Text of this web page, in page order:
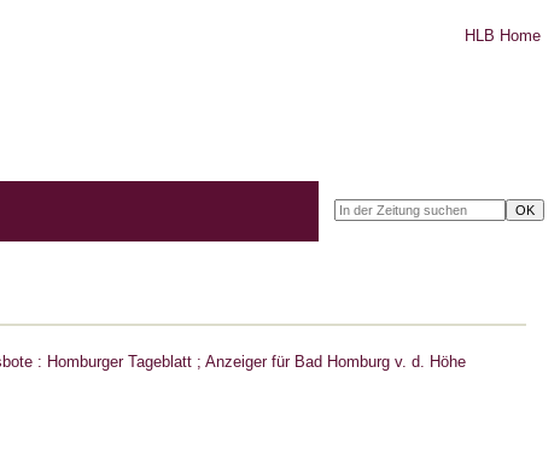
HLB Home
: Homburger Tageblatt ; Anzeiger für Bad Homburg v. d. Höhe